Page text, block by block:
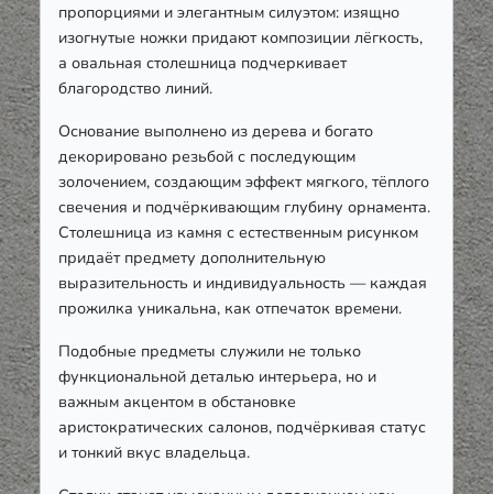
пропорциями и элегантным силуэтом: изящно
изогнутые ножки придают композиции лёгкость,
а овальная столешница подчеркивает
благородство линий.
Основание выполнено из дерева и богато
декорировано резьбой с последующим
золочением, создающим эффект мягкого, тёплого
свечения и подчёркивающим глубину орнамента.
Столешница из камня с естественным рисунком
придаёт предмету дополнительную
выразительность и индивидуальность — каждая
прожилка уникальна, как отпечаток времени.
Подобные предметы служили не только
функциональной деталью интерьера, но и
важным акцентом в обстановке
аристократических салонов, подчёркивая статус
и тонкий вкус владельца.